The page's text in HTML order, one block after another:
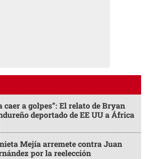
caer a golpes”: El relato de Bryan
deportado de EE UU a África
Mejía arremete contra Juan
por la reelección